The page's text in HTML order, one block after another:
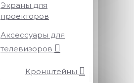
Экраны для
проекторов
Аксессуары для
телевизоров
Кронштейны